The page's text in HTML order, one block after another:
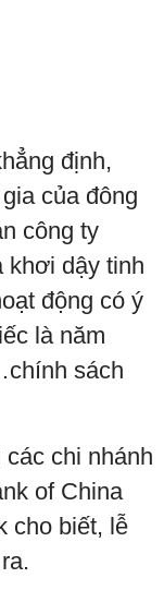
định,
của đông
công ty
khơi dậy tinh
động có ý
là năm
sách
chi nhánh
of China
cho biết, lễ